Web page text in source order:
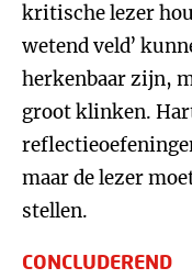
kritische lezer
wetend veld’
herkenbaar zijn,
groot klinken.
maar de lezer
stellen.
CONCLUDEREND